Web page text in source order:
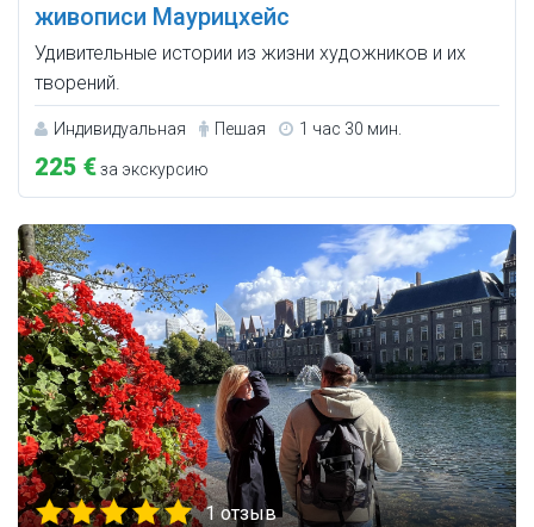
живописи Маурицхейс
Удивительные истории из жизни художников и их
творений.
Индивидуальная Пешая 1 час 30 мин.
225 €за экскурсию
1 отзыв